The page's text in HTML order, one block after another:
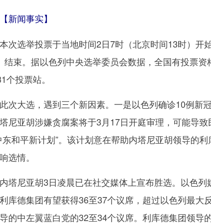
闻事实】
选举投票于当地时间2日7时（北京时间13时）开
结束。据以色列中央选举委员会数据，全国有投票
个投票站。
大选，遇到三个新因素。一是以色列确诊10例新
尼亚胡涉嫌贪腐案将于3月17日开庭审理，可能导
东和平新计划”。该计划意在帮助内塔尼亚胡领导的
选情。
尼亚胡3日凌晨已在社交媒体上宣布胜选。以色列
库德集团有望获得36至37个议席，超过以色列最大
的中左翼蓝白党的32至34个议席。利库德集团领导